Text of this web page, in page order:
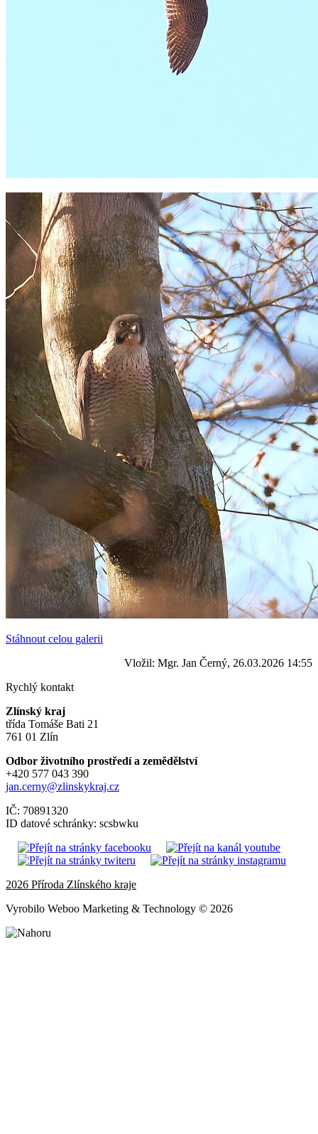
Stáhnout celou galerii
Vložil: Mgr. Jan Černý, 26.03.2026 14:55
Rychlý kontakt
Zlínský kraj
třída Tomáše Bati 21
761 01 Zlín
Odbor životního prostředí a zemědělství
+420 577 043 390
jan.cerny@zlinskykraj.cz
IČ: 70891320
ID datové schránky: scsbwku
2026 Příroda Zlínského kraje
Vyrobilo Weboo Marketing & Technology © 2026